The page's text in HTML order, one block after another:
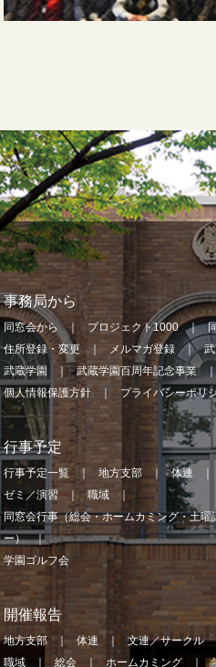
事務局から
同窓会から プロジェクト1000
住所登録・変更
メルマガ登録
武蔵学園
武蔵学園百周年記念事業
個人情報保護方針
プライバシーポリ
行事予定
行事予定一覧 地方支部 体連
ゼミ／演習
職域
同窓会行事（総会・ホームカミング・土
ー）
学園ゴルフ会
開催報告
地方支部 体連 文連／サークル
職域
総会 ホームカミング